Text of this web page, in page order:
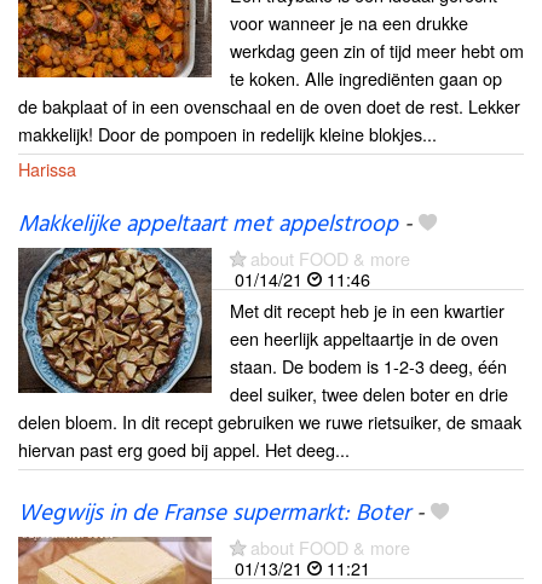
voor wanneer je na een drukke
werkdag geen zin of tijd meer hebt om
te koken. Alle ingrediënten gaan op
de bakplaat of in een ovenschaal en de oven doet de rest. Lekker
makkelijk! Door de pompoen in redelijk kleine blokjes...
Harissa
Makkelijke appeltaart met appelstroop-
about FOOD & more
01/14/21
11:46
Met dit recept heb je in een kwartier
een heerlijk appeltaartje in de oven
staan. De bodem is 1-2-3 deeg, één
deel suiker, twee delen boter en drie
delen bloem. In dit recept gebruiken we ruwe rietsuiker, de smaak
hiervan past erg goed bij appel. Het deeg...
Wegwijs in de Franse supermarkt: Boter-
about FOOD & more
01/13/21
11:21